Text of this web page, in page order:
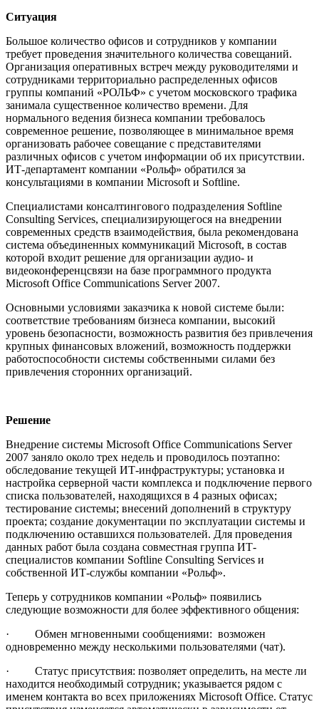
Ситуация
Большое количество офисов и сотрудников у компании
требует проведения значительного количества совещаний.
Организация оперативных встреч между руководителями и
сотрудниками территориально распределенных офисов
группы компаний «РОЛЬФ» с учетом московского трафика
занимала существенное количество времени. Для
нормального ведения бизнеса компании требовалось
современное решение, позволяющее в минимальное время
организовать рабочее совещание с представителями
различных офисов с учетом информации об их присутствии.
ИТ-департамент компании «Рольф» обратился за
консультациями в компании Microsoft и Softline.
Специалистами консалтингового подразделения Softline
Consulting Services, специализирующегося на внедрении
современных средств взаимодействия, была рекомендована
система объединенных коммуникаций Microsoft, в состав
которой входит решение для организации аудио- и
видеоконференцсвязи на базе программного продукта
Microsoft Office Communications Server 2007.
Основными условиями заказчика к новой системе были:
соответствие требованиям бизнеса компании, высокий
уровень безопасности, возможность развития без привлечения
крупных финансовых вложений, возможность поддержки
работоспособности системы собственными силами без
привлечения сторонних организаций.
Решение
Внедрение системы Microsoft Office Communications Server
2007 заняло около трех недель и проводилось поэтапно:
обследование текущей ИТ-инфраструктуры; установка и
настройка серверной части комплекса и подключение первого
списка пользователей, находящихся в 4 разных офисах;
тестирование системы; внесений дополнений в структуру
проекта; создание документации по эксплуатации системы и
подключению оставшихся пользователей. Для проведения
данных работ была создана совместная группа ИТ-
специалистов компании Softline Consulting Services и
собственной ИТ-службы компании «Рольф».
Теперь у сотрудников компании «Рольф» появились
следующие возможности для более эффективного общения:
· Обмен мгновенными сообщениями: возможен
одновременно между несколькими пользователями (чат).
· Статус присутствия: позволяет определить, на месте ли
находится необходимый сотрудник; указывается рядом с
именем контакта во всех приложениях Microsoft Office. Статус